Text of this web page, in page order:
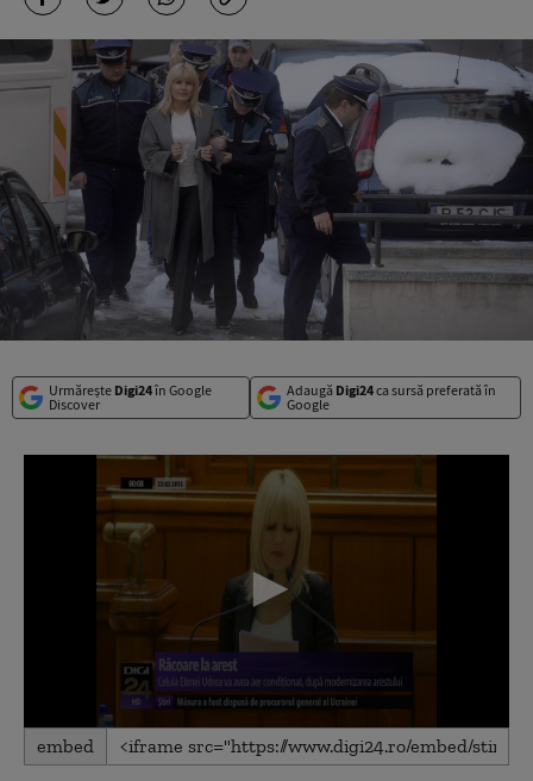
Urmărește Digi24în Google
Discover
Adaugă Digi24ca sursă preferată în
Google
0
seconds
embed